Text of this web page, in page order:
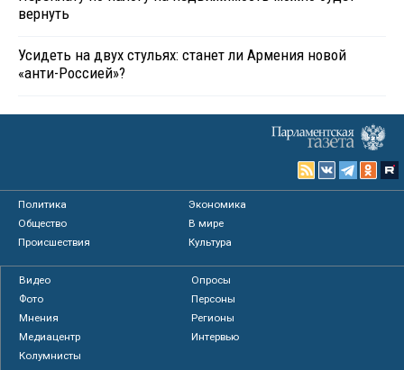
вернуть
Усидеть на двух стульях: станет ли Армения новой
«анти-Россией»?
Политика
Экономика
Общество
В мире
Происшествия
Культура
Видео
Опросы
Фото
Персоны
Мнения
Регионы
Медиацентр
Интервью
Колумнисты